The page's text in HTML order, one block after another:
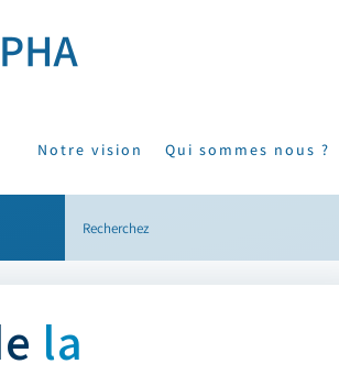
Notre vision Qui sommes nous ?
la